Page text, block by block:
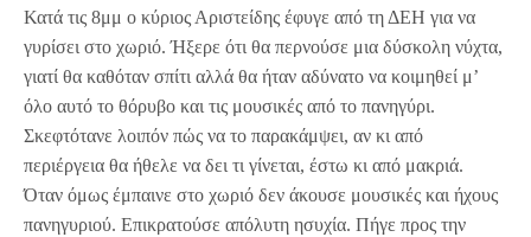
Κατά τις 8μμ ο κύριος Αριστείδης έφυγε από τη ΔΕΗ για να
γυρίσει στο χωριό. Ήξερε ότι θα περνούσε μια δύσκολη νύχτα,
γιατί θα καθόταν σπίτι αλλά θα ήταν αδύνατο να κοιμηθεί μ’
όλο αυτό το θόρυβο και τις μουσικές από το πανηγύρι.
Σκεφτότανε λοιπόν πώς να το παρακάμψει, αν κι από
περιέργεια θα ήθελε να δει τι γίνεται, έστω κι από μακριά.
Όταν όμως έμπαινε στο χωριό δεν άκουσε μουσικές και ήχους
πανηγυριού. Επικρατούσε απόλυτη ησυχία. Πήγε προς την